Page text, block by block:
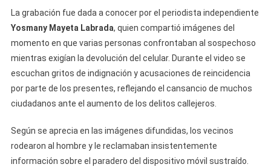
Miedo
Delincuencia
En
La
Habana
La grabación fue dada a conocer por el periodista independiente
Yosmany Mayeta Labrada, quien compartió imágenes del
momento en que varias personas confrontaban al sospechoso
mientras exigían la devolución del celular. Durante el video se
escuchan gritos de indignación y acusaciones de reincidencia
por parte de los presentes, reflejando el cansancio de muchos
ciudadanos ante el aumento de los delitos callejeros.
Según se aprecia en las imágenes difundidas, los vecinos
rodearon al hombre y le reclamaban insistentemente
información sobre el paradero del dispositivo móvil sustraído.